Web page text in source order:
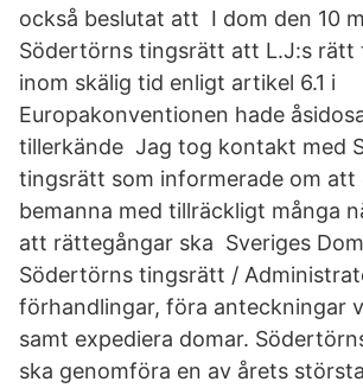
också beslutat att I dom den 10
Södertörns tingsrätt att L.J:s rätt
inom skälig tid enligt artikel 6.1 i
Europakonventionen hade
tillerkände Jag tog kontakt med
tingsrätt som informerade om att
bemanna med tillräckligt många
att rättegångar ska Sveriges
Södertörns tingsrätt /
förhandlingar, föra anteckningar
samt expediera domar.
ska genomföra en av årets